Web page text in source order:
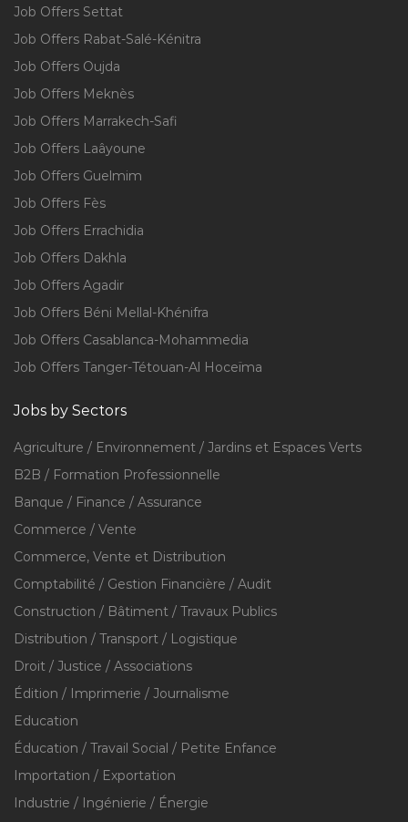
Job Offers Settat
Job Offers Rabat-Salé-Kénitra
Job Offers Oujda
Job Offers Meknès
Job Offers Marrakech-Safi
Job Offers Laâyoune
Job Offers Guelmim
Job Offers Fès
Job Offers Errachidia
Job Offers Dakhla
Job Offers Agadir
Job Offers Béni Mellal-Khénifra
Job Offers Casablanca-Mohammedia
Job Offers Tanger-Tétouan-Al Hoceïma
Jobs by Sectors
Agriculture / Environnement / Jardins et Espaces Verts
B2B / Formation Professionnelle
Banque / Finance / Assurance
Commerce / Vente
Commerce, Vente et Distribution
Comptabilité / Gestion Financière / Audit
Construction / Bâtiment / Travaux Publics
Distribution / Transport / Logistique
Droit / Justice / Associations
Édition / Imprimerie / Journalisme
Education
Éducation / Travail Social / Petite Enfance
Importation / Exportation
Industrie / Ingénierie / Énergie